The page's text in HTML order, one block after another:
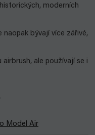
moderních
naopak bývají více zářivé,
ale používají se i
Model Air